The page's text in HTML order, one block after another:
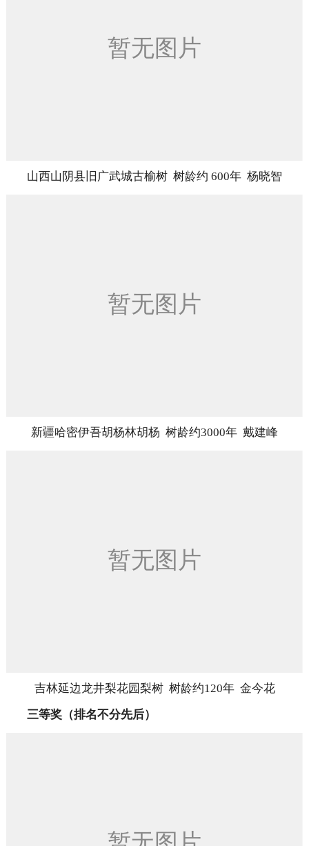
山西山阴县旧广武城古榆树 树龄约 600年 杨晓智
新疆哈密伊吾胡杨林胡杨 树龄约3000年 戴建峰
吉林延边龙井梨花园梨树 树龄约120年 金今花
三等奖（排名不分先后）